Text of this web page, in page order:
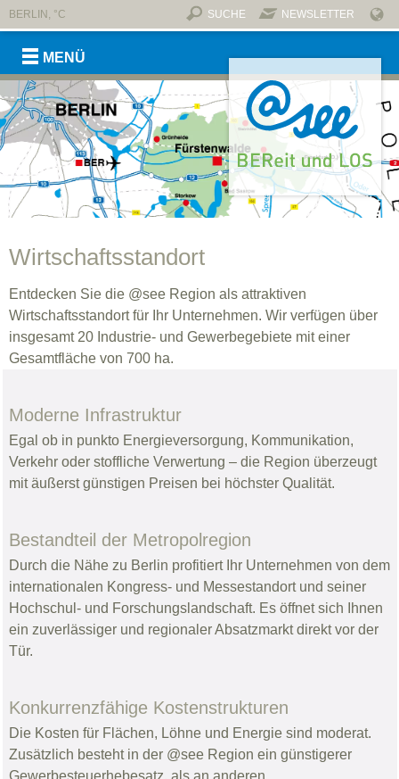
BERLIN, °C SUCHE NEWSLETTER
MENÜ
REGION
Marke @see
Botschafter @see
Anbindung
Kontakt & Downloads
Newsletter der Region
Aktionen & Termine
Wirtschaft
Sommerfest 2025
Sommerfest 2024
Sommerfest 2023
Sommerfest 2022
Sommerfest 2019
Sommerfest 2018
Wirtschaftsstandort
Investieren
Fachkräfte
Unternehmen & Partner
Anbindung
Existenzgründung
Tourismus
Bewegen
Entschleunigen
Erleben
Genuss
Übernachten
Leben
Ankommen
Wohnen
Arbeiten
Mobil sein
Kinder betreuen
Individuelle Bildung
Gut versorgt
Gesundheit
Heilende Wasser
Wellness
Kuren
Sport
Medizinische Infrastruktur
Jobportal
Wirtschaftsstandort
Entdecken Sie die @see Region als attraktiven
Wirtschaftsstandort für Ihr Unternehmen. Wir verfügen über
insgesamt 20 Industrie- und Gewerbegebiete mit einer
Gesamtfläche von 700 ha.
Moderne Infrastruktur
Egal ob in punkto Energieversorgung, Kommunikation,
Verkehr oder stoffliche Verwertung – die Region überzeugt
mit äußerst günstigen Preisen bei höchster Qualität.
Bestandteil der Metropolregion
Durch die Nähe zu Berlin profitiert Ihr Unternehmen von dem
internationalen Kongress- und Messestandort und seiner
Hochschul- und Forschungslandschaft. Es öffnet sich Ihnen
ein zuverlässiger und regionaler Absatzmarkt direkt vor der
Tür.
Konkurrenzfähige Kostenstrukturen
Die Kosten für Flächen, Löhne und Energie sind moderat.
Zusätzlich besteht in der @see Region ein günstigerer
Gewerbesteuerhebesatz, als an anderen